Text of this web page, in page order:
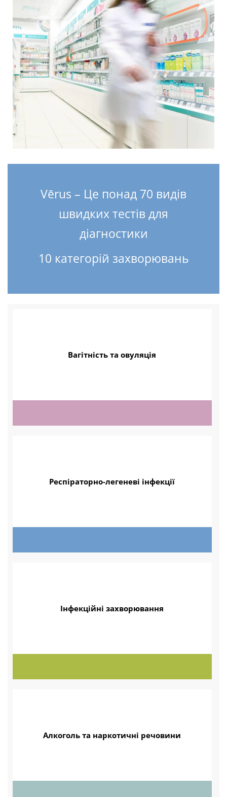
Vērus – Це понад 70 видів
швидких тестів для
діагностики
10 категорій захворювань
Вагітність та овуляція
Респіраторно-легеневі інфекції
Інфекційні захворювання
Алкоголь та наркотичні речовини